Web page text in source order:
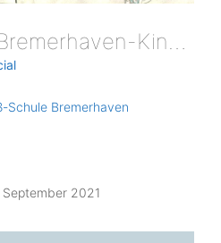
Schule-Bremerhaven-Kinderbild 8
Schule Bremerhaven
September 2021